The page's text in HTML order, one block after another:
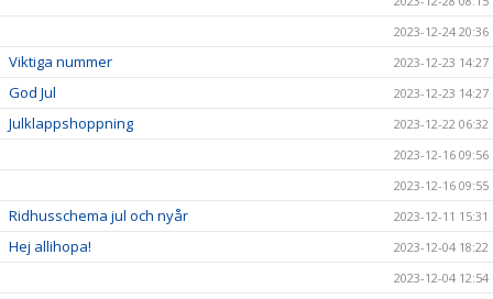
2023-12-24 20:36
Viktiga nummer 2023-12-23 14:27
God Jul 2023-12-23 14:27
Julklappshoppning
2023-12-22 06:32
2023-12-16 09:56
2023-12-16 09:55
Ridhusschema jul och nyår 2023-12-11 15:31
Hej allihopa!
2023-12-04 18:22
2023-12-04 12:54